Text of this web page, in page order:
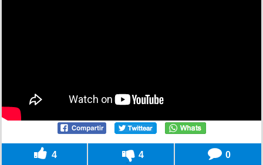
4 4 0